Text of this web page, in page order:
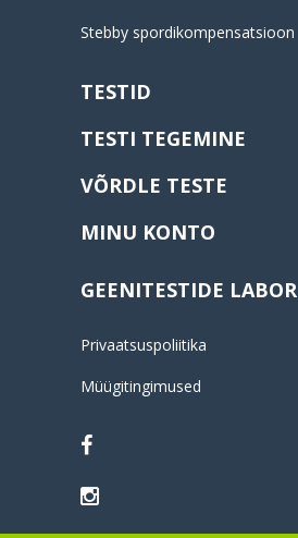
Stebby spordikompensatsioon
TESTID
TESTI TEGEMINE
VÕRDLE TESTE
MINU KONTO
GEENITESTIDE LABOR
Privaatsuspoliitika
Müügitingimused